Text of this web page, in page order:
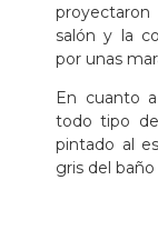
proyectaron
salón y la
por unas
En cuanto
todo tipo de
pintado al
gris del baño